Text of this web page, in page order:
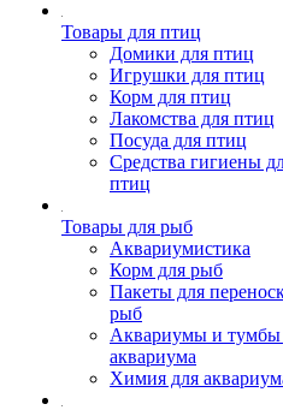
Товары для птиц
Домики для птиц
Игрушки для птиц
Корм для птиц
Лакомства для птиц
Посуда для птиц
Средства гигиены
птиц
Товары для рыб
Аквариумистика
Корм для рыб
Пакеты для
рыб
Аквариумы и тумбы
аквариума
Химия для